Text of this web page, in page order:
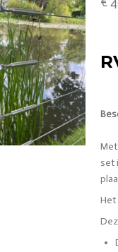
set
Het